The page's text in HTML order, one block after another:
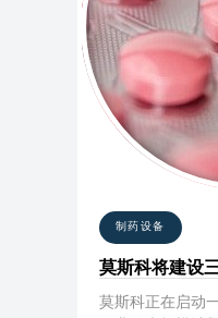
制药设备
莫斯科将建设
莫斯科正在启动